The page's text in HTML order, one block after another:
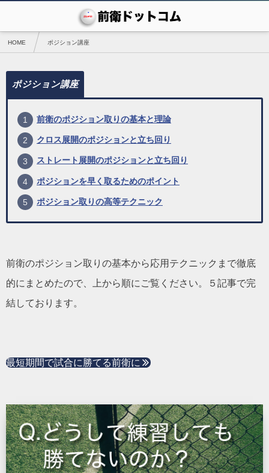
HOME ポジション講座
ポジション講座
前衛のポジション取りの基本と理論
クロス展開のポジションと立ち回り
ストレート展開のポジションと立ち回り
ポジションを早く取るためのポイント
ポジション取りの高等テクニック
前衛のポジション取りの基本から応用テクニックまで徹底
的にまとめたので、上から順にご覧ください。５記事で完
結しております。
最短期間で試合に勝てる前衛に